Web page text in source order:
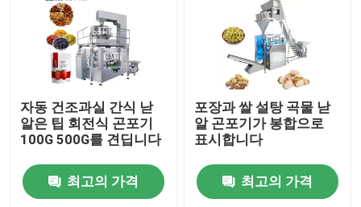
자동 건조과실 간식 낟
알은 팁 회전식 곤포기
100G 500G를 견딥니다
최고의 가격
포장과 쌀 설탕 곡물 낟
알 곤포기가 봉합으로
표시합니다
최고의 가격